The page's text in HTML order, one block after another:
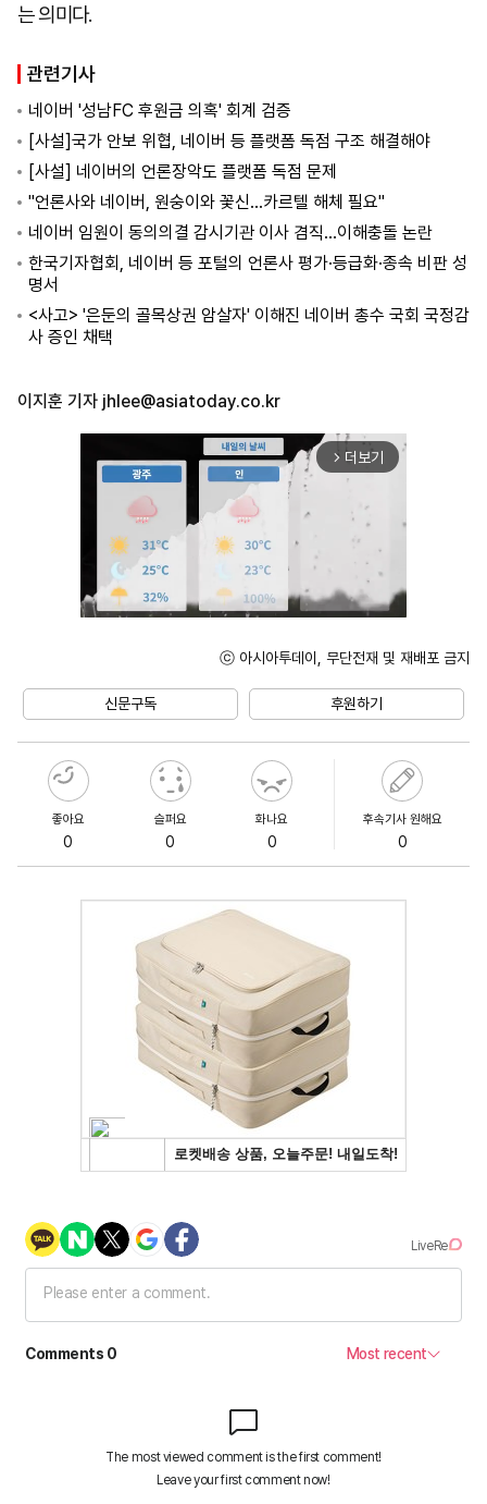
는 의미다.
관련기사
네이버 '성남FC 후원금 의혹' 회계 검증
[사설]국가 안보 위협, 네이버 등 플랫폼 독점 구조 해결해야
[사설] 네이버의 언론장악도 플랫폼 독점 문제
"언론사와 네이버, 원숭이와 꽃신…카르텔 해체 필요"
네이버 임원이 동의의결 감시기관 이사 겸직…이해충돌 논란
한국기자협회, 네이버 등 포털의 언론사 평가·등급화·종속 비판 성
명서
<사고> '은둔의 골목상권 암살자' 이해진 네이버 총수 국회 국정감
사 증인 채택
이지훈 기자 jhlee@asiatoday.co.kr
arrow_forward_ios 더보기
ⓒ 아시아투데이, 무단전재 및 재배포 금지
신문구독 후원하기
좋아요
0
슬퍼요
0
화나요
0
후속기사 원해요
0